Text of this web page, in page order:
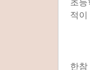
초등
적이
한참